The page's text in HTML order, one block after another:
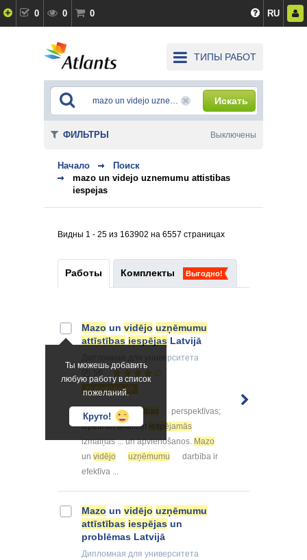
0 0 0 RU
ТИПЫ РАБОТ
Искать
Начало
Поиск
mazo un videjo uznemumu attistibas
iespejas
Видны 1 - 25 из 163902 на 6557 страницах
Работы Комплекты Выгодно!
Ты можешь добавить
любую работу в список
пожеланий.
Круто!
Mazo un vidējo uzņēmumu
attīstības iespējas Latvijā
для университета
ОЦЕНЕННЫЙ!
... nākotnesattīstības
perspektīvas;
izpētīt un analizēt iespējamās
izmaiņas ... un apvienošanos. Mazo
un vidējo uzņēmumu
darbība ir
efektīva ...
Mazo un vidējo uzņēmumu
attīstības iespējas un
problēmas Latvijā
Дипломная для университета
ФИЛЬТРЫ Выключены